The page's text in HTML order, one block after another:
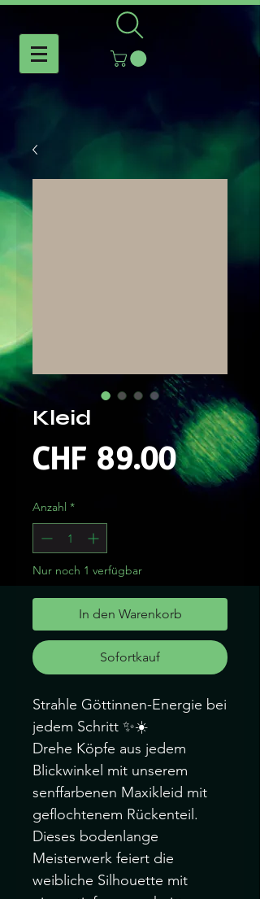
Kleid
CHF 89.00Preis
Anzahl *
Nur noch 1 verfügbar
In den Warenkorb
Sofortkauf
Strahle Göttinnen-Energie bei
jedem Schritt ✨☀️
Drehe Köpfe aus jedem
Blickwinkel mit unserem
senffarbenen Maxikleid mit
geflochtenem Rückenteil.
Dieses bodenlange
Meisterwerk feiert die
weibliche Silhouette mit